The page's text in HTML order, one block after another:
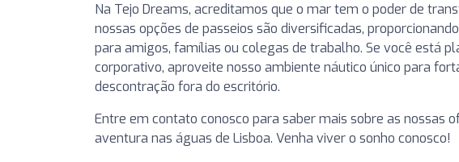
Na Tejo Dreams, acreditamos que o mar tem o poder de
nossas opções de passeios são diversificadas,
para amigos, famílias ou colegas de trabalho. Se você está
corporativo, aproveite nosso ambiente náutico único para
descontração fora do escritório.
Entre em contato conosco para saber mais sobre as nossas
aventura nas águas de Lisboa. Venha viver o sonho conosco!